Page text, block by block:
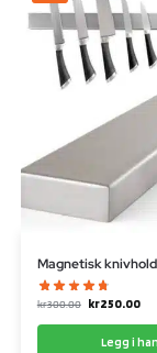
Magnetisk
kr300.00 kr250.00
Legg i